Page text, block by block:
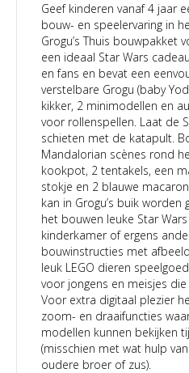
Geef kinderen vanaf 4 jaar
bouw- en speelervaring in
Grogu’s Thuis bouwpakket
een ideaal Star Wars
en fans en bevat een
verstelbare Grogu (baby
kikker, 2 minimodellen en
voor rollenspellen. Laat de
schieten met de katapult.
Mandalorian scènes rond
kookpot, 2 tentakels, een
stokje en 2 blauwe
kan in Grogu’s buik
het bouwen leuke Star
kinderkamer of ergens
bouwinstructies met
leuk LEGO dieren
voor jongens en meisjes
Voor extra digitaal plezier
zoom- en draaifuncties
modellen kunnen bekijken
(misschien met wat hulp
oudere broer of zus).